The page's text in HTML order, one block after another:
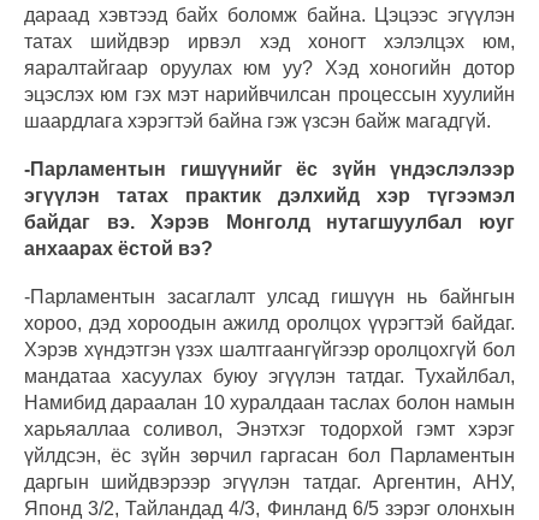
дараад хэвтээд байх боломж байна. Цэцээс эгүүлэн
татах шийдвэр ирвэл хэд хоногт хэлэлцэх юм,
яаралтайгаар оруулах юм уу? Хэд хоногийн дотор
эцэслэх юм гэх мэт нарийвчилсан процессын хуулийн
шаардлага хэрэгтэй байна гэж үзсэн байж магадгүй.
-Парламентын гишүүнийг ёс зүйн үндэслэлээр
эгүүлэн татах практик дэлхийд хэр түгээмэл
байдаг вэ. Хэрэв Монголд нутагшуулбал юуг
анхаарах ёстой вэ?
-Парламентын засаглалт улсад гишүүн нь байнгын
хороо, дэд хороодын ажилд оролцох үүрэгтэй байдаг.
Хэрэв хүндэтгэн үзэх шалтгаангүйгээр оролцохгүй бол
мандатаа хасуулах буюу эгүүлэн татдаг. Тухайлбал,
Намибид дараалан 10 хуралдаан таслах болон намын
харьяаллаа соливол, Энэтхэг тодорхой гэмт хэрэг
үйлдсэн, ёс зүйн зөрчил гаргасан бол Парламентын
даргын шийдвэрээр эгүүлэн татдаг. Аргентин, АНУ,
Японд 3/2, Тайландад 4/3, Финланд 6/5 зэрэг олонхын